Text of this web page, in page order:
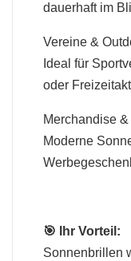
dauerhaft im
Vereine &
Ideal für
oder
Merchandise
Moderne
🎯 Ihr Vorteil:
Sonnenbrillen